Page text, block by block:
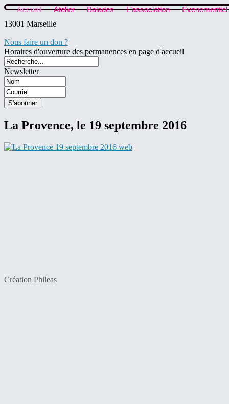
Accueil Atelier Balades L'association
Evenementiel
13001 Marseille
Nous faire un don ?
Horaires d'ouverture des permanences en page d'accueil
Newsletter
La Provence, le 19 septembre 2016
Création Phileas